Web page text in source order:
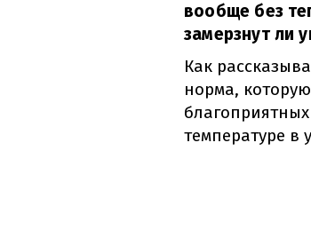
вообще без
замерзнут ли
Как
норма,
температуре в